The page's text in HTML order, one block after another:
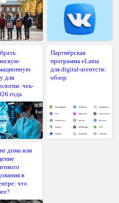
для
чек-
года
Партнёрская
программа eLama
для digital-агентств:
обзор
дома или
в
что